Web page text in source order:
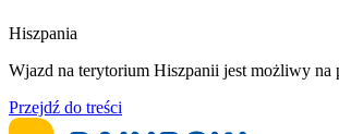
Hiszpania
​Wjazd na terytorium Hiszpanii jest możliwy na
Przejdź do treści